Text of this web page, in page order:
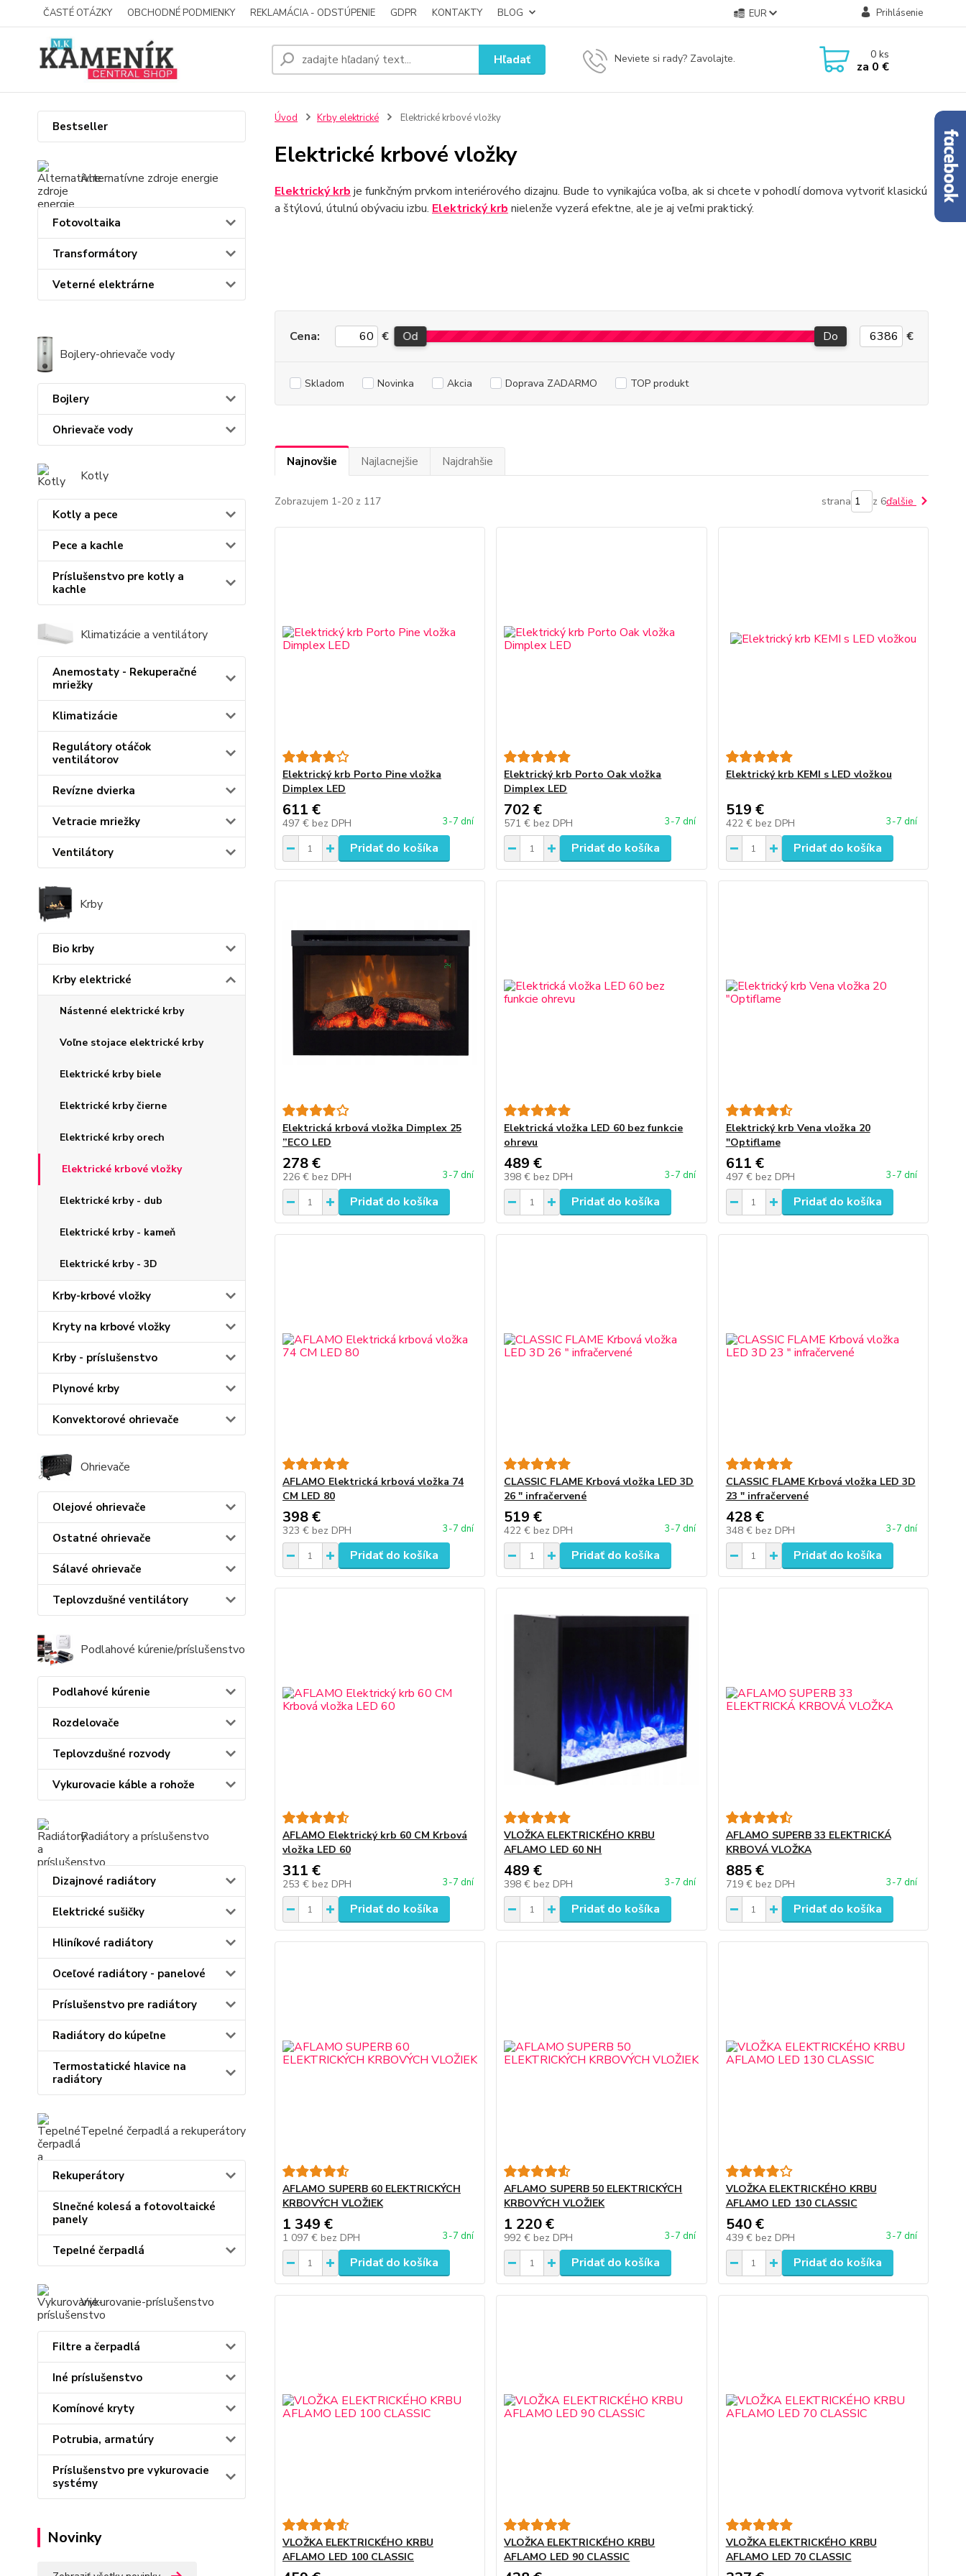
ČASTÉ OTÁZKY OBCHODNÉ PODMIENKY REKLAMÁCIA - ODSTÚPENIE GDPR KONTAKTY BLOG EUR Prihlásenie
Hľadať Neviete si rady? Zavolajte. 0ks
za 0 €
Bestseller
Alternatívne zdroje energie
Fotovoltaika
Transformátory
Veterné elektrárne
Bojlery-ohrievače vody
Bojlery
Ohrievače vody
Kotly
Kotly a pece
Pece a kachle
Príslušenstvo pre kotly a
kachle
Klimatizácie a ventilátory
Anemostaty - Rekuperačné
mriežky
Klimatizácie
Regulátory otáčok
ventilátorov
Revízne dvierka
Vetracie mriežky
Ventilátory
Krby
Bio krby
Krby elektrické
Nástenné elektrické krby
Voľne stojace elektrické krby
Elektrické krby biele
Elektrické krby čierne
Elektrické krby orech
Elektrické krbové vložky
Elektrické krby - dub
Elektrické krby - kameň
Elektrické krby - 3D
Krby-krbové vložky
Kryty na krbové vložky
Krby - príslušenstvo
Plynové krby
Konvektorové ohrievače
Ohrievače
Olejové ohrievače
Ostatné ohrievače
Sálavé ohrievače
Teplovzdušné ventilátory
Podlahové kúrenie/príslušenstvo
Podlahové kúrenie
Rozdelovače
Teplovzdušné rozvody
Vykurovacie káble a rohože
Radiátory a príslušenstvo
Dizajnové radiátory
Elektrické sušičky
Hliníkové radiátory
Oceľové radiátory - panelové
Príslušenstvo pre radiátory
Radiátory do kúpeľne
Termostatické hlavice na
radiátory
Tepelné čerpadlá a rekuperátory
Rekuperátory
Slnečné kolesá a fotovoltaické
panely
Tepelné čerpadlá
Vykurovanie-príslušenstvo
Filtre a čerpadlá
Iné príslušenstvo
Komínové kryty
Potrubia, armatúry
Príslušenstvo pre vykurovacie
systémy
Novinky
Úvod Krby elektrické Elektrické krbové vložky
Elektrické krbové vložky
Elektrický krb je funkčným prvkom interiérového dizajnu. Bude to vynikajúca voľba, ak si chcete v pohodlí domova vytvoriť klasickú
a štýlovú, útulnú obývaciu izbu. Elektrický krb nielenže vyzerá efektne, ale je aj veľmi praktický.
Cena: € Od Do €
Skladom Novinka Akcia Doprava ZADARMO TOP produkt
Najnovšie Najlacnejšie Najdrahšie
Zobrazujem 1-20 z 117 strana z 6ďalšie
Elektrický krb Porto Pine vložka
Dimplex LED
611 €
497 € bez DPH 3-7 dní
Pridať do košíka
Elektrický krb Porto Oak vložka
Dimplex LED
702 €
571 € bez DPH 3-7 dní
Pridať do košíka
Elektrický krb KEMI s LED vložkou
519 €
422 € bez DPH 3-7 dní
Pridať do košíka
Elektrická krbová vložka Dimplex 25
”ECO LED
278 €
226 € bez DPH 3-7 dní
Pridať do košíka
Elektrická vložka LED 60 bez funkcie
ohrevu
489 €
398 € bez DPH 3-7 dní
Pridať do košíka
Elektrický krb Vena vložka 20
"Optiflame
611 €
497 € bez DPH 3-7 dní
Pridať do košíka
AFLAMO Elektrická krbová vložka 74
CM LED 80
398 €
323 € bez DPH 3-7 dní
Pridať do košíka
CLASSIC FLAME Krbová vložka LED 3D
26 ″ infračervené
519 €
422 € bez DPH 3-7 dní
Pridať do košíka
CLASSIC FLAME Krbová vložka LED 3D
23 ″ infračervené
428 €
348 € bez DPH 3-7 dní
Pridať do košíka
AFLAMO Elektrický krb 60 CM Krbová
vložka LED 60
311 €
253 € bez DPH 3-7 dní
Pridať do košíka
VLOŽKA ELEKTRICKÉHO KRBU
AFLAMO LED 60 NH
489 €
398 € bez DPH 3-7 dní
Pridať do košíka
AFLAMO SUPERB 33 ELEKTRICKÁ
KRBOVÁ VLOŽKA
885 €
719 € bez DPH 3-7 dní
Pridať do košíka
AFLAMO SUPERB 60 ELEKTRICKÝCH
KRBOVÝCH VLOŽIEK
1 349 €
1 097 € bez DPH 3-7 dní
Pridať do košíka
AFLAMO SUPERB 50 ELEKTRICKÝCH
KRBOVÝCH VLOŽIEK
1 220 €
992 € bez DPH 3-7 dní
Pridať do košíka
VLOŽKA ELEKTRICKÉHO KRBU
AFLAMO LED 130 CLASSIC
540 €
439 € bez DPH 3-7 dní
Pridať do košíka
VLOŽKA ELEKTRICKÉHO KRBU
AFLAMO LED 100 CLASSIC
VLOŽKA ELEKTRICKÉHO KRBU
AFLAMO LED 90 CLASSIC
VLOŽKA ELEKTRICKÉHO KRBU
AFLAMO LED 70 CLASSIC